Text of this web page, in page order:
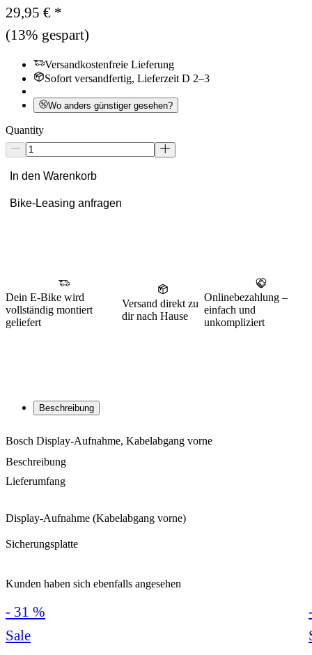
29,95 € *
(13% gespart)
Versandkostenfreie Lieferung
Sofort versandfertig, Lieferzeit D 2–3
Wo anders günstiger gesehen?
Quantity
In den Warenkorb
Bike-Leasing anfragen
Dein E-Bike wird
vollständig montiert
geliefert
Versand direkt zu
dir nach Hause
Onlinebezahlung –
einfach und
unkompliziert
Beschreibung
Bosch Display-Aufnahme, Kabelabgang vorne
Beschreibung
Lieferumfang
Display-Aufnahme (Kabelabgang vorne)
Sicherungsplatte
Kunden haben sich ebenfalls angesehen
- 31 %
Sale